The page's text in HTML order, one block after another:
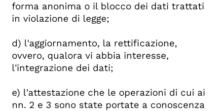
forma anonima o il blocco dei dati trattati
in violazione di legge;
d) l'aggiornamento, la rettificazione,
ovvero, qualora vi abbia interesse,
l'integrazione dei dati;
e) l'attestazione che le operazioni di cui ai
nn. 2 e 3 sono state portate a conoscenza